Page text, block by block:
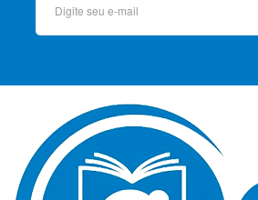
Autoajuda
Dale
Biografias
Ciências
Biológicas